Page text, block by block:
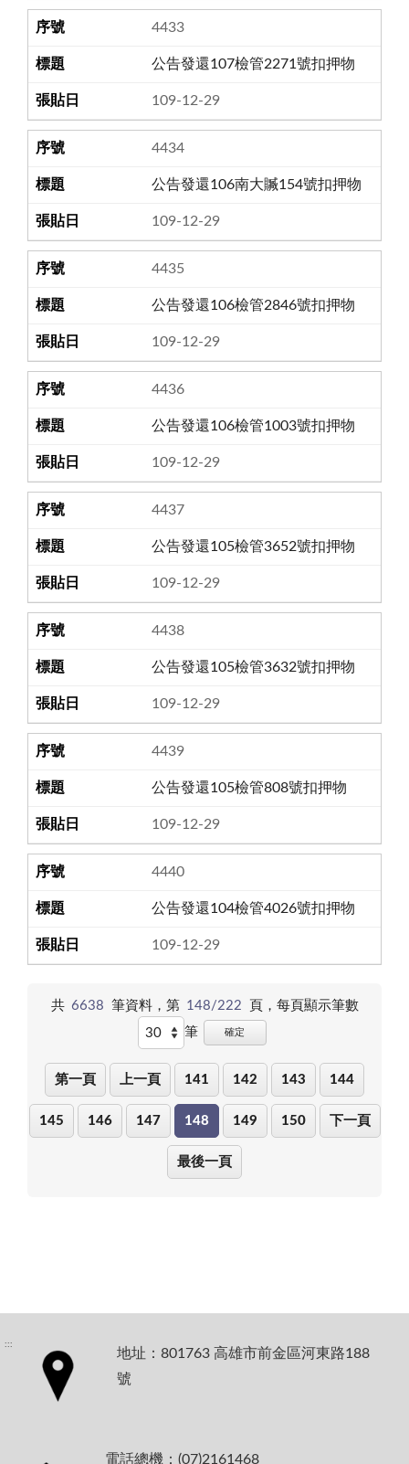
4433
公告發還107檢管2271號扣押物
109-12-29
4434
公告發還106南大贓154號扣押物
109-12-29
4435
公告發還106檢管2846號扣押物
109-12-29
4436
公告發還106檢管1003號扣押物
109-12-29
4437
公告發還105檢管3652號扣押物
109-12-29
4438
公告發還105檢管3632號扣押物
109-12-29
4439
公告發還105檢管808號扣押物
109-12-29
4440
公告發還104檢管4026號扣押物
109-12-29
共 6638 筆資料，第 148/222 頁， 每頁顯示筆數
筆
確定
第一頁 上一頁 141 142 143 144
145 146 147 148 149 150 下一頁
最後一頁
:::
地址：801763 高雄市前金區河東路188
號
電話總機：(07)2161468